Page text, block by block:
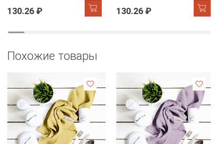
130.26 ₽ 130.26 ₽
Похожие товары